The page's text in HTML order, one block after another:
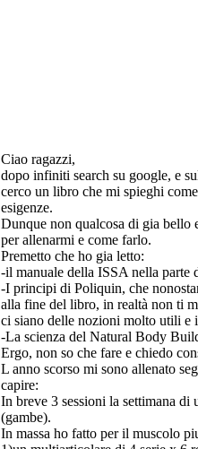
Ciao ragazzi,
dopo infiniti search su google, e
cerco un libro che mi spieghi
esigenze.
Dunque non qualcosa di gia bello
per allenarmi e come farlo.
Premetto che ho gia letto:
-il manuale della ISSA nella parte
-I principi di Poliquin, che
alla fine del libro, in realtà non ti
ci siano delle nozioni molto utili e
-La scienza del Natural Body
Ergo, non so che fare e chiedo
L anno scorso mi sono allenato
capire:
In breve 3 sessioni la settimana
(gambe).
In massa ho fatto per il muscolo